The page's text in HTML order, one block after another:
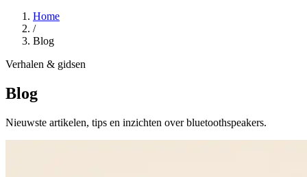
Home
/
Blog
Verhalen & gidsen
Blog
Nieuwste artikelen, tips en inzichten over bluetoothspeakers.